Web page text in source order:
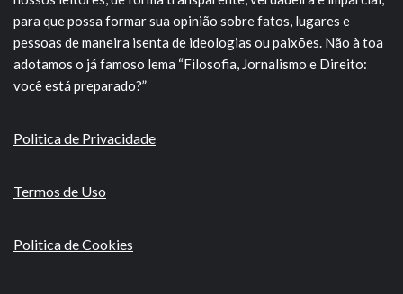
para que possa formar sua opinião sobre fatos, lugares e
pessoas de maneira isenta de ideologias ou paixões. Não à toa
adotamos o já famoso lema “Filosofia, Jornalismo e Direito:
você está preparado?”
Politica de Privacidade
Termos de Uso
Politica de Cookies